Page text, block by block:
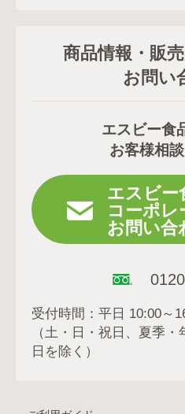
商品情報・販
お問い
エスビー食
お客様相
エスビー
コーポレ
お問い合
受付時間：平日 10:00～
（土・日・祝日、夏季
日を除く）